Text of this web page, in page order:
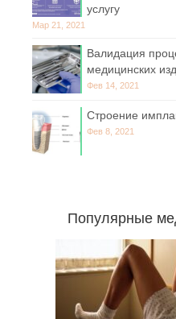
услугу
Мар 21, 2021
Валидация
медицинских
Фев 14, 2021
Строение
Фев 8, 2021
Популярные